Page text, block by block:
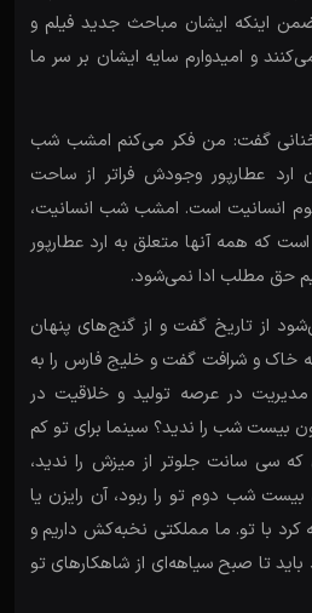
ضمن اینکه ایشان مباحث جدید فیلم و
و امیدوارم سایه ایشان بر سر ما
گفت: من فکر می‌کنم امشب شب
ارد عطارپور وجودش فراتر از ساحت
انسانیت است. امشب شب انسانیت،
که همه آنها متعلق به ارد عطارپور
حق مطلب ادا نمی‌شود.
از تاریخ گفت و از گنج‌های پنهان
خاک و شرافت گفت و خلیج فارس را به
مدیریت در عرصه تولید و خلاقیت در
بیست شب را ندید؟ سینما برای تو کم
سی سانت جلوتر از میزش را ندید،
شب دوم تو را ربود، آن رایزن یا
‌کرد با تو. ما مملکتی نخبه‌کش داریم و
باید تا صبح سیاهه‌ای از شاهکارهای تو